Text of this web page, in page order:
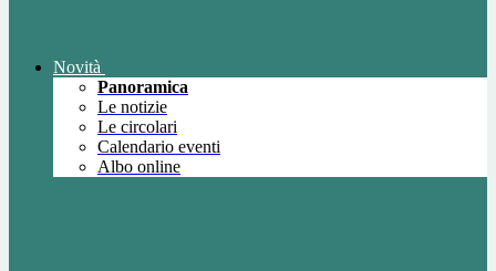
Novità
Panoramica
Le notizie
Le circolari
Calendario eventi
Albo online